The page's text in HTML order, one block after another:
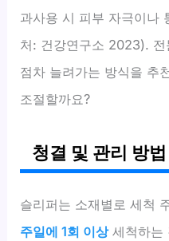
과사용 시 피부 자극이나
처: 건강연구소 2023).
점차 늘려가는 방식을 추
조절할까요?
청결 및 관리 방법
슬리퍼는 소재별로 세척
주일에 1회 이상세척하는